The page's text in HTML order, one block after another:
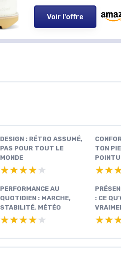
Voir l'offre
DESIGN : RÉTRO ASSUMÉ,
PAS POUR TOUT LE
MONDE
★★★★★
★★★★★
TON
PERFORMANCE AU
QUOTIDIEN : MARCHE,
STABILITÉ, MÉTÉO
★★★★★
★★★★★
: CE